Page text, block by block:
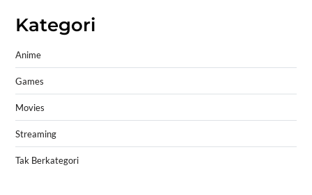
Kategori
Anime
Games
Movies
Streaming
Tak Berkategori